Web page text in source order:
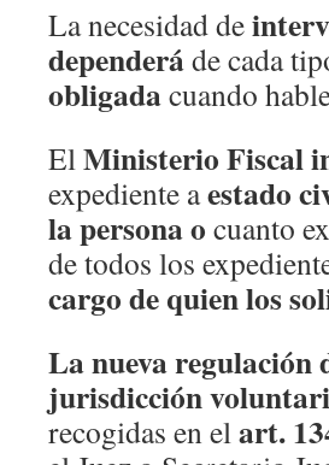
La necesidad de
dependeráde cada
obligadacuando
ElMinisterio Fiscal
expediente aestado
la personao cuanto
de todos los
cargo de quien los
La nueva regulación
jurisdicción
recogidas en elart.